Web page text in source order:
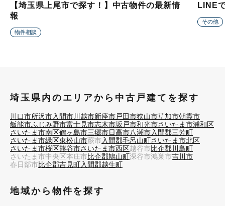
【埼玉県上尾市で探す！】中古物件の最新情
報
物件相談
LINE
その他
埼玉県内のエリアから中古戸建てを探す
川口市所沢市入間市川越市新座市戸田市狭山市草加市朝霞市
飯能市ふじみ野市富士見市志木市坂戸市和光市さいたま市浦和区
さいたま市南区鶴ヶ島市三郷市日高市八潮市入間郡三芳町
さいたま市緑区東松山市蕨市 入間郡毛呂山町さいたま市北区
さいたま市桜区熊谷市さいたま市西区越谷市比企郡川島町
さいたま市中央区本庄市比企郡鳩山町深谷市鴻巣市吉川市
春日部市比企郡吉見町入間郡越生町
地域から物件を探す